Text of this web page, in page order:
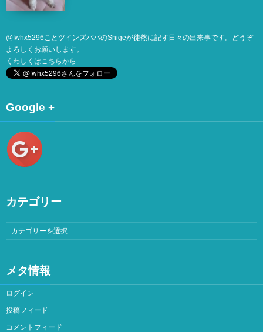
@fwhx5296 ことツインズパパのShigeが徒然に記す日々の出来事です。どうぞ
よろしくお願いします。
くわしくは こちらから
Google +
カテゴリー
メタ情報
ログイン
投稿フィード
コメントフィード